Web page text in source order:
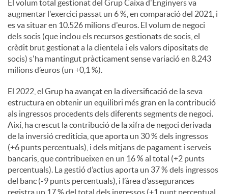
El volum total gestionat del Grup Caixa d'Enginyers va
augmentar l'exercici passat un 6 %, en comparació del 2021, i
es va situar en 10.526 milions d'euros. El volum de negoci
dels socis (que inclou els recursos gestionats de socis, el
crèdit brut gestionat a la clientela i els valors dipositats de
socis) s'ha mantingut pràcticament sense variació en 8.243
milions d’euros (un +0,1 %).
El 2022, el Grup ha avançat en la diversificació de la seva
estructura en obtenir un equilibri més gran en la contribució
als ingressos procedents dels diferents segments de negoci.
Així, ha crescut la contribució de la xifra de negoci derivada
de la inversió creditícia, que aporta un 30 % dels ingressos
(+6 punts percentuals), i dels mitjans de pagament i serveis
bancaris, que contribueixen en un 16 % al total (+2 punts
percentuals). La gestió d’actius aporta un 37 % dels ingressos
del banc (-9 punts percentuals), i l’àrea d’assegurances
registra un 17 % del total dels ingressos (+1 punt percentual